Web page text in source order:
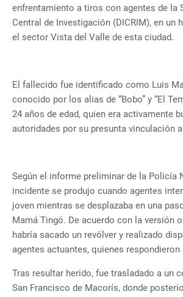
enfrentamiento a tiros con agentes de la
Central de Investigación (DICRIM), en un
el sector Vista del Valle de esta ciudad.
El fallecido fue identificado como Luis
conocido por los alias de “Bobo” y “El
24 años de edad, quien era activamente
autoridades por su presunta vinculación
Según el informe preliminar de la Policía
incidente se produjo cuando agentes
joven mientras se desplazaba en una
Mamá Tingó. De acuerdo con la versión
habría sacado un revólver y realizado
agentes actuantes, quienes respondieron
Tras resultar herido, fue trasladado a un
San Francisco de Macorís, donde